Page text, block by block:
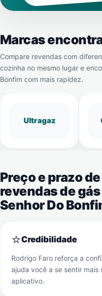
Marcas
Compare revendas com
cozinha no mesmo lugar e
Bonfim com mais rapidez.
Ultragaz
Preço e prazo
revendas de
Senhor Do
⭐Credibilidade
Rodrigo Faro reforça a
ajuda você a se sentir
aplicativo.